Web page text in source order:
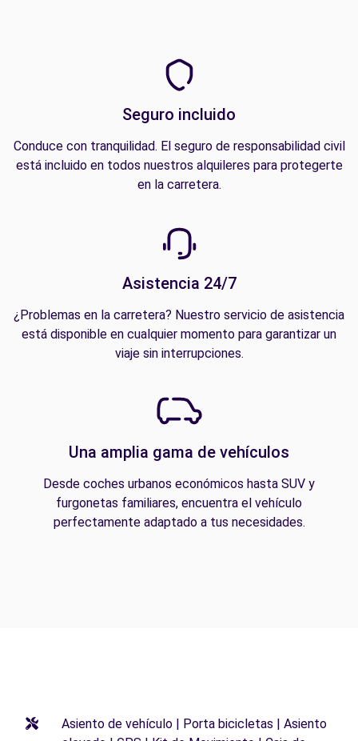
Seguro incluido
Conduce con tranquilidad. El seguro de responsabilidad civil
está incluido en todos nuestros alquileres para protegerte
en la carretera.
Asistencia 24/7
¿Problemas en la carretera? Nuestro servicio de asistencia
está disponible en cualquier momento para garantizar un
viaje sin interrupciones.
Una amplia gama de vehículos
Desde coches urbanos económicos hasta SUV y
furgonetas familiares, encuentra el vehículo
perfectamente adaptado a tus necesidades.
Asiento de vehículo | Porta bicicletas | Asiento